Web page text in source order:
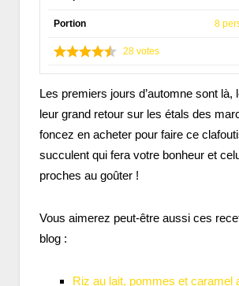
Portion 8
28 votes
Les premiers jours d’automne sont là,
leur grand retour sur les étals des
foncez en acheter pour faire ce
succulent qui fera votre bonheur et
proches au goûter !
Vous aimerez peut-être aussi ces
blog :
Riz au lait, pommes et caramel